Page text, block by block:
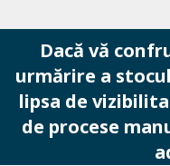
Dacă vă
urmărire a
lipsa de
de procese